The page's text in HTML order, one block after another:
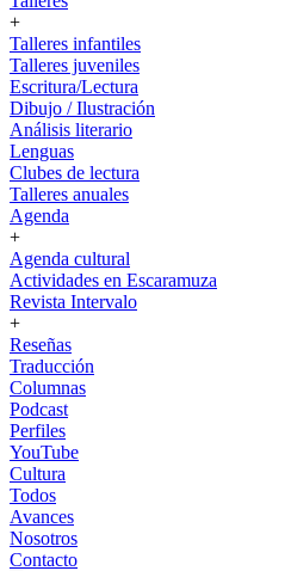
+
Talleres infantiles
Talleres juveniles
Escritura/Lectura
Dibujo / Ilustración
Análisis literario
Lenguas
Clubes de lectura
Talleres anuales
Agenda
+
Agenda cultural
Actividades en Escaramuza
Revista Intervalo
+
Reseñas
Traducción
Columnas
Podcast
Perfiles
YouTube
Cultura
Todos
Avances
Nosotros
Contacto